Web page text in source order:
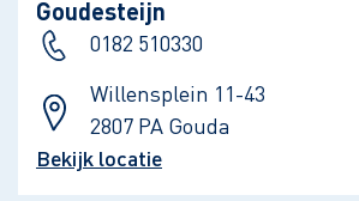
Goudesteijn
0182 510330
Willensplein 11-43
2807 PA Gouda
Bekijk locatie